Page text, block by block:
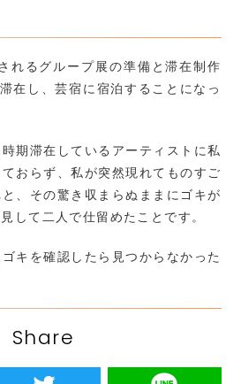
れるグループ展の準備と滞在制作
在し、芸宿に宿泊することになっ
期滞在しているアーティストに私
おらず、私が突然現れてものすご
、その驚き収まらぬままにゴキが
して二人で仕留めたことです。
ゴキを確認したら見つからなかった
Share